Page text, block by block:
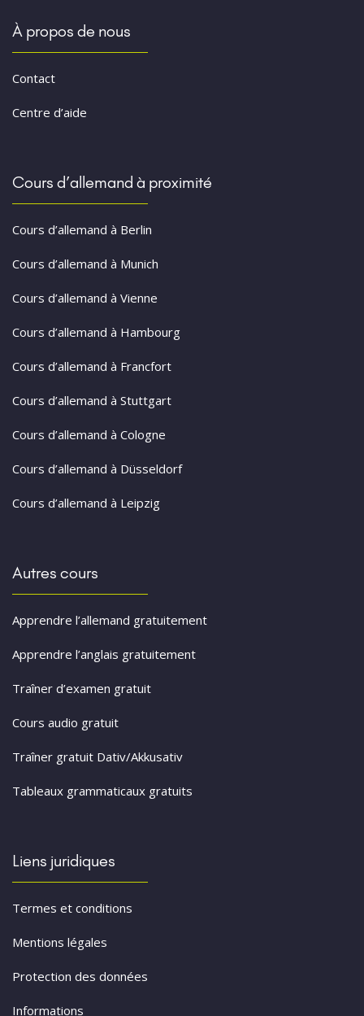
À propos de nous
Contact
Centre d’aide
Cours d’allemand à proximité
Cours d’allemand à Berlin
Cours d’allemand à Munich
Cours d’allemand à Vienne
Cours d’allemand à Hambourg
Cours d’allemand à Francfort
Cours d’allemand à Stuttgart
Cours d’allemand à Cologne
Cours d’allemand à Düsseldorf
Cours d’allemand à Leipzig
Autres cours
Apprendre l’allemand gratuitement
Apprendre l’anglais gratuitement
Traîner d’examen gratuit
Cours audio gratuit
Traîner gratuit Dativ/Akkusativ
Tableaux grammaticaux gratuits
Liens juridiques
Termes et conditions
Mentions légales
Protection des données
Informations